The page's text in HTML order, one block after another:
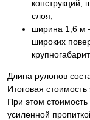
конструкций,
слоя;
ширина 1,6 м
широких
Длина рулонов
Итоговая
При этом
усиленной